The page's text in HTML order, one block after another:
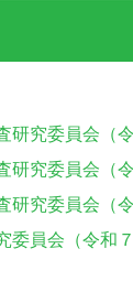
究委員会（
究委員会（
究委員会（
員会（令和